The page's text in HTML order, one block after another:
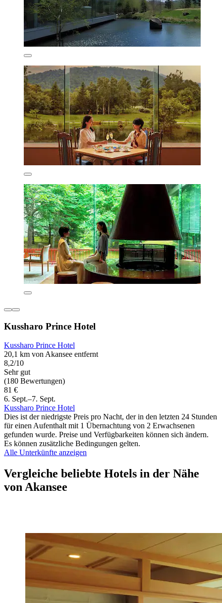
Kussharo Prince Hotel
Kussharo Prince Hotel
20,1 km von Akansee entfernt
8,2/10
Sehr gut
(180 Bewertungen)
81 €
6. Sept.–7. Sept.
Kussharo Prince Hotel
Dies ist der niedrigste Preis pro Nacht, der in den letzten 24 Stunden
für einen Aufenthalt mit 1 Übernachtung von 2 Erwachsenen
gefunden wurde. Preise und Verfügbarkeiten können sich ändern.
Es können zusätzliche Bedingungen gelten.
Alle Unterkünfte anzeigen
Vergleiche beliebte Hotels in der Nähe
von Akansee